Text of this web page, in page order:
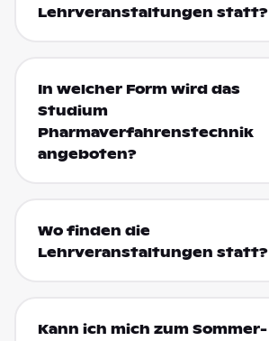
Lehrveranstaltungen statt?
In welcher Form wird das
Studium
Pharmaverfahrenstechnik
angeboten?
Wo finden die
Lehrveranstaltungen statt?
Kann ich mich zum Sommer-